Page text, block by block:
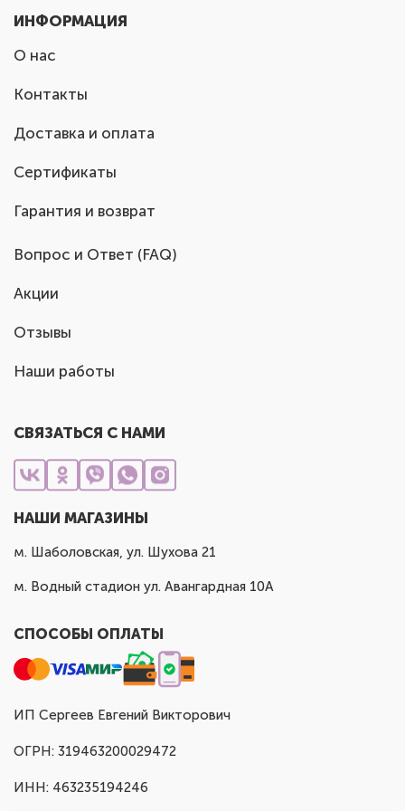
ИНФОРМАЦИЯ
О нас
Контакты
Доставка и оплата
Сертификаты
Гарантия и возврат
Вопрос и Ответ (FAQ)
Акции
Отзывы
Наши работы
СВЯЗАТЬСЯ С НАМИ
НАШИ МАГАЗИНЫ
м. Шаболовская, ул. Шухова 21
м. Водный стадион ул. Авангардная 10А
СПОСОБЫ ОПЛАТЫ
ИП Сергеев Евгений Викторович
ОГРН: 319463200029472
ИНН: 463235194246